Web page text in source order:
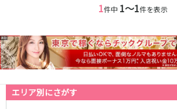
1件中 1〜1件を表示
エリア別にさがす
淀屋橋駅
JR紀勢本線(きのくに線)(新宮～和歌山)
和歌山駅
わかやま電鉄貴志川線